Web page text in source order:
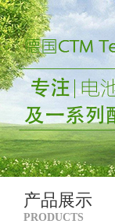
产品展示
PRODUCTS